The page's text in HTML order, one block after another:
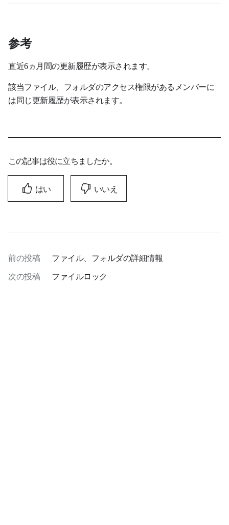
参考
直近6ヵ月間の更新履歴が表示されます。
該当ファイル、フォルダのアクセス権限があるメンバーに
は同じ更新履歴が表示されます。
この記事は役に立ちましたか。
はい いいえ
前の投稿
ファイル、フォルダの詳細情報
次の投稿
ファイルロック